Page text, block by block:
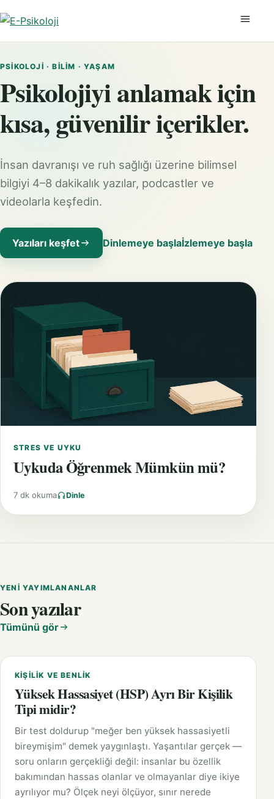
PSIKOLOJI · BILIM · YAŞAM
Psikolojiyi anlamak için
kısa, güvenilir içerikler.
İnsan davranışı ve ruh sağlığı üzerine bilimsel
bilgiyi 4–8 dakikalık yazılar, podcastler ve
videolarla keşfedin.
Yazıları keşfet Dinlemeye başlaİzlemeye başla
STRES VE UYKU
Uykuda Öğrenmek Mümkün mü?
7 dk okuma Dinle
YENI YAYIMLANANLAR
Son yazılar
Tümünü gör
KIŞILIK VE BENLIK
Yüksek Hassasiyet (HSP) Ayrı Bir Kişilik
Tipi midir?
Bir test doldurup "meğer ben yüksek hassasiyetli
bireymişim" demek yaygınlaştı. Yaşantılar gerçek —
soru onların gerçekliği değil: insanlar bu özellik
bakımından hassas olanlar ve olmayanlar diye ikiye
ayrılıyor mu? Ölçek neyi ölçüyor, sınır nerede